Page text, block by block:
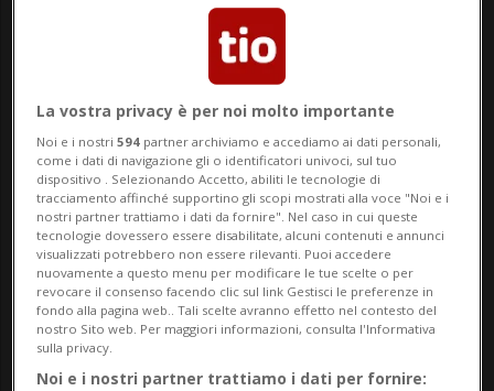
CANTONE 2 mesi 66
Cinque minorenni scappati in
un colpo solo
La vostra privacy è per noi molto importante
Noi e i nostri594 partner archiviamo e accediamo ai dati personali,
come i dati di navigazione gli o identificatori univoci, sul tuo
dispositivo . Selezionando Accetto, abiliti le tecnologie di
tracciamento affinché supportino gli scopi mostrati alla voce "Noi e i
nostri partner trattiamo i dati da fornire". Nel caso in cui queste
tecnologie dovessero essere disabilitate, alcuni contenuti e annunci
visualizzati potrebbero non essere rilevanti. Puoi accedere
nuovamente a questo menu per modificare le tue scelte o per
revocare il consenso facendo clic sul link Gestisci le preferenze in
fondo alla pagina web.. Tali scelte avranno effetto nel contesto del
nostro Sito web. Per maggiori informazioni, consulta l'Informativa
sulla privacy.
Noi e i nostri partner trattiamo i dati per fornire: